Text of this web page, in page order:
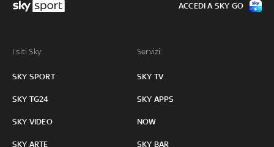
I siti Sky:
SKY SPORT
SKY TG24
SKY VIDEO
SKY ARTE
Servizi:
SKY TV
SKY APPS
NOW
SKY BAR
ACCEDI A SKY GO